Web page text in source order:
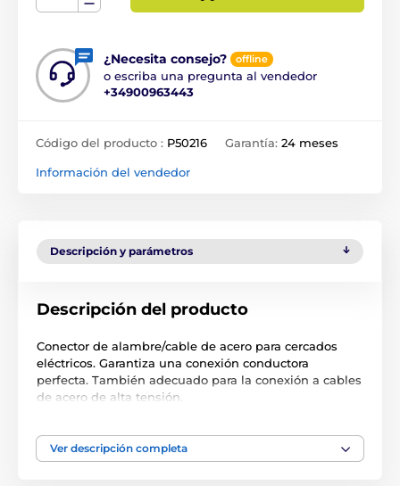
¿Necesita consejo? offline
o escriba una pregunta al vendedor
+34900963443
Código del producto : P50216 Garantía: 24 meses
Información del vendedor
Descripción y parámetros
Descripción del producto
Conector de alambre/cable de acero para cercados
eléctricos. Garantiza una conexión conductora
perfecta. También adecuado para la conexión a cables
de acero de alta tensión.
Gran tuerca de fijación de acero inoxidable
Ver descripción completa